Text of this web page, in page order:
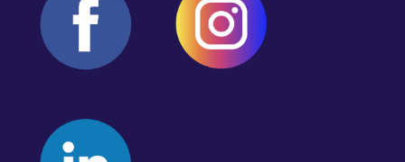
Règlements
Défi Entreprises